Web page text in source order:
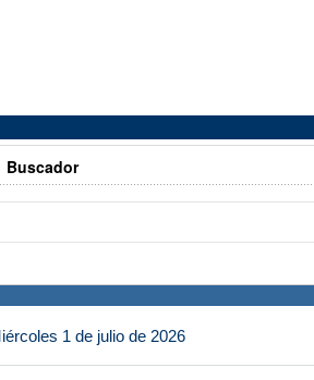
Buscador
1 de julio de 2026